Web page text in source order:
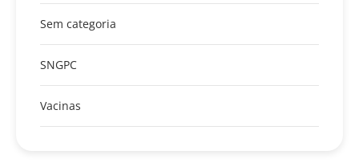
Sem categoria
SNGPC
Vacinas